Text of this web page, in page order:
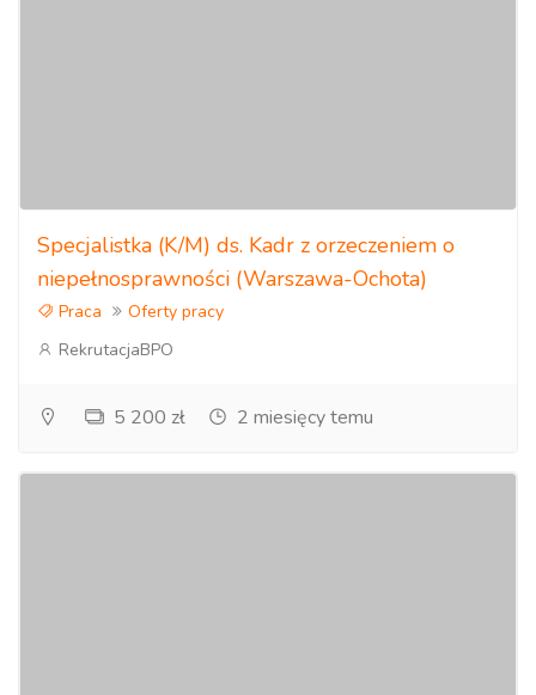
Specjalistka (K/M) ds. Kadr z orzeczeniem o
niepełnosprawności (Warszawa-Ochota)
Praca
Oferty pracy
RekrutacjaBPO
5 200 zł 2 miesięcy temu